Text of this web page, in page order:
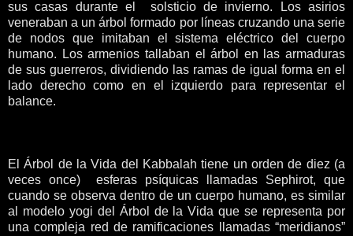
sus casas durante el solsticio de invierno. Los asirios
veneraban a un árbol formado por líneas cruzando una serie
de nodos que imitaban el sistema eléctrico del cuerpo
humano. Los armenios tallaban el árbol en las armaduras
de sus guerreros, dividiendo las ramas de igual forma en el
lado derecho como en el izquierdo para representar el
balance.
El Árbol de la Vida del Kabbalah tiene un orden de diez (a
veces once) esferas psíquicas llamadas Sephirot, que
cuando se observa dentro de un cuerpo humano, es similar
al modelo yogi del Árbol de la Vida que se representa por
una compleja red de ramificaciones llamadas “meridianos”